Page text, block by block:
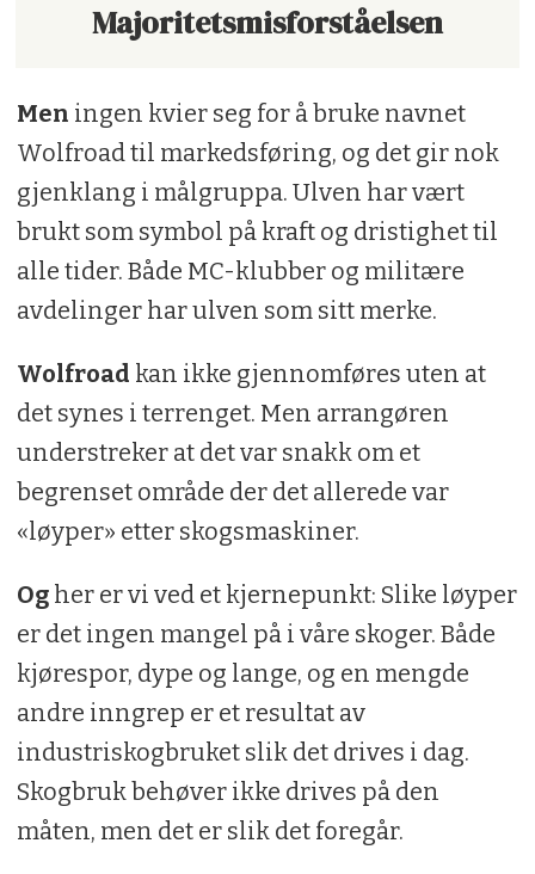
Majoritetsmisforståelsen
Men ingen kvier seg for å bruke navnet
Wolfroad til markedsføring, og det gir nok
gjenklang i målgruppa. Ulven har vært
brukt som symbol på kraft og dristighet til
alle tider. Både MC-klubber og militære
avdelinger har ulven som sitt merke.
Wolfroad kan ikke gjennomføres uten at
det synes i terrenget. Men arrangøren
understreker at det var snakk om et
begrenset område der det allerede var
«løyper» etter skogsmaskiner.
Ogher er vi ved et kjernepunkt: Slike løyper
er det ingen mangel på i våre skoger. Både
kjørespor, dype og lange, og en mengde
andre inngrep er et resultat av
industriskogbruket slik det drives i dag.
Skogbruk behøver ikke drives på den
måten, men det er slik det foregår.